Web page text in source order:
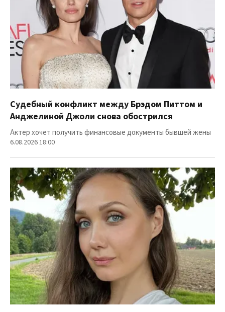
Судебный конфликт между Брэдом Питтом и
Анджелиной Джоли снова обострился
Актер хочет получить финансовые документы бывшей жены
6.08.2026 18:00